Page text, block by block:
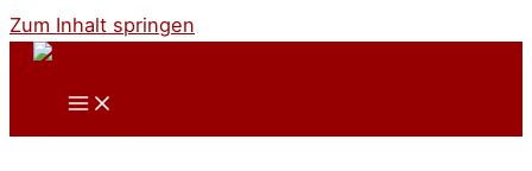
Zum Inhalt springen